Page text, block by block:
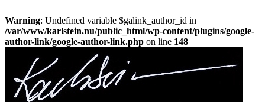
Warning: Undefined variable $galink_author_id in
/var/www/karlstein.nu/public_html/wp-content/plugins/google-
author-link/google-author-link.php on line 148
innehåll